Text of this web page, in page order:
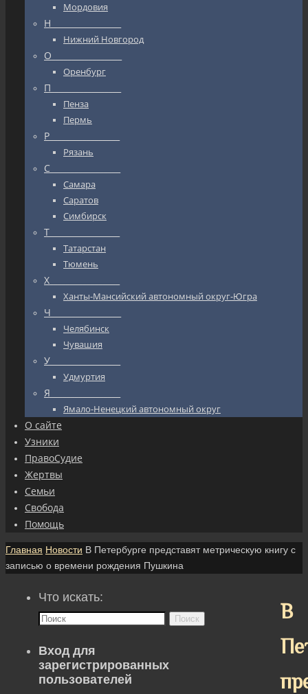
Мордовия
Н_________________
Нижний Новгород
О_________________
Оренбург
П_________________
Пенза
Пермь
Р_________________
Рязань
С_________________
Самара
Саратов
Симбирск
Т_________________
Татарстан
Тюмень
Х_________________
Ханты-Мансийский автономный округ-Югра
Ч_________________
Челябинск
Чувашия
У_________________
Удмуртия
Я_________________
Ямало-Ненецкий автономный округ
О сайте
Узники
ПравоСудие
Жертвы
Семьи
Свобода
Помощь
Главная Новости В Петербурге представят метрическую книгу с
записью о времени рождения Пушкина
В
Что искать:
Поиск
Вход для
зарегистрированных
пользователей